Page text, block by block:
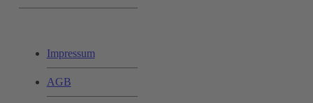
Impressum
AGB